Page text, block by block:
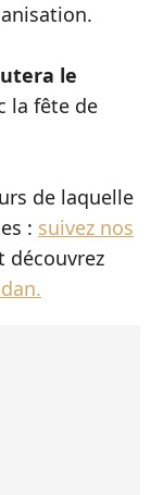
le
la fête de
de laquelle
: suivez nos
découvrez